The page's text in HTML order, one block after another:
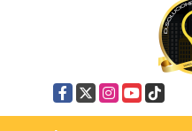
Facebook
X Instagram
YouTube
TikTok